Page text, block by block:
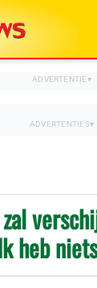
heb